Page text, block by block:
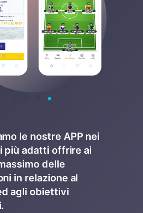
le nostre APP nei
più adatti offrire ai
delle
in relazione al
agli obiettivi